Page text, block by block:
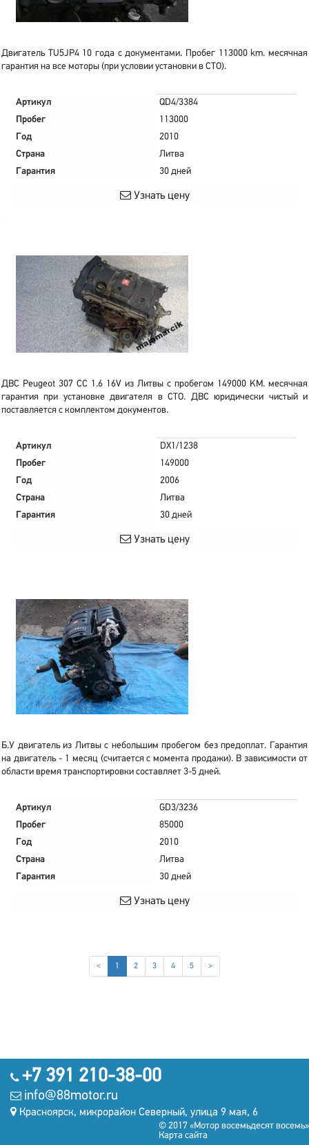
Двигатель TU5JP4 10 года с документами. Пробег 113000 km. месячная
гарантия на все моторы (при условии установки в СТО).
Артикул
QD4/3384
Пробег
113000
Год
2010
Страна
Литва
Гарантия
30 дней
Узнать цену
ДВС Peugeot 307 CC 1.6 16V из Литвы с пробегом 149000 KM. месячная
гарантия при установке двигателя в СТО. ДВС юридически чистый и
поставляется с комплектом документов.
Артикул
DX1/1238
Пробег
149000
Год
2006
Страна
Литва
Гарантия
30 дней
Узнать цену
Б.У двигатель из Литвы с небольшим пробегом без предоплат. Гарантия
на двигатель - 1 месяц (считается с момента продажи). В зависимости от
области время транспортировки составляет 3-5 дней.
Артикул
GD3/3236
Пробег
85000
Год
2010
Страна
Литва
Гарантия
30 дней
Узнать цену
< 1 (current)
2 3 4 5 >
+7 391 210-38-00
info@88motor.ru
Красноярск, микрорайон Северный, улица 9 мая, 6
© 2017 «Мотор восемьдесят восемь»
Карта сайта